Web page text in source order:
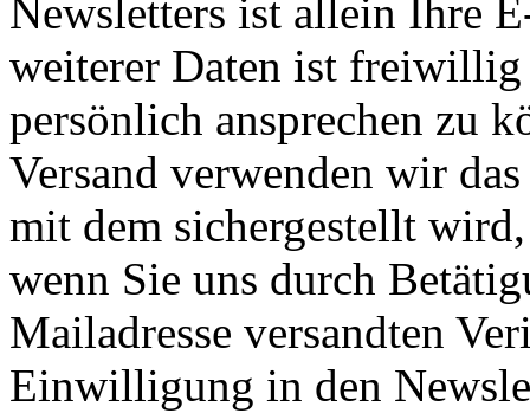
Newsletters ist allein Ihre
weiterer Daten ist
persönlich ansprechen zu
Versand verwenden wir
mit dem sichergestellt
wenn Sie uns durch
Mailadresse versandten
Einwilligung in den